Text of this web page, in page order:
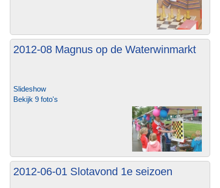
2012-08 Magnus op de Waterwinmarkt
Slideshow
Bekijk 9 foto's
2012-06-01 Slotavond 1e seizoen